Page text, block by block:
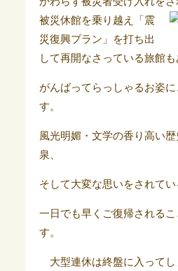
被災休館を乗り越え
「震
災復興プラン」を打ち出
して再開なさっている旅館も
がんばってらっしゃるお姿
す。
風光明媚・文学の香り高い
泉、
そして大変な思いをされてい
一日でも早くご復帰される
す。
大型連休は終盤に入ってし